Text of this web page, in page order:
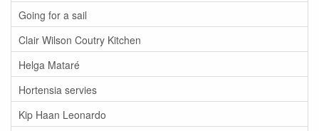
Going for a sail
Clair Wilson Coutry Kitchen
Helga Mataré
Hortensia servies
Kip Haan Leonardo